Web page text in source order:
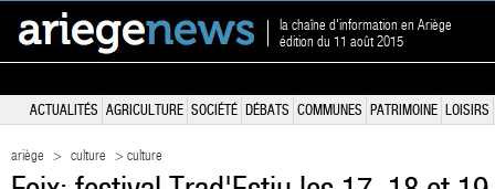
la chaîne d'information en Ariège
édition du 11 août 2015
ACTUALITÉS AGRICULTURE SOCIÉTÉ DÉBATS COMMUNES PATRIMOINE LOISIRS
ariège > culture > culture